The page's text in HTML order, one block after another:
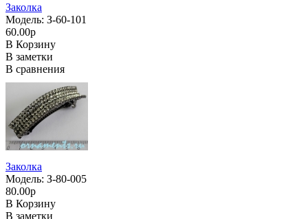
Заколка
Модель: З-60-101
60.00р
В Корзину
В заметки
В сравнения
Заколка
Модель: З-80-005
80.00р
В Корзину
В заметки